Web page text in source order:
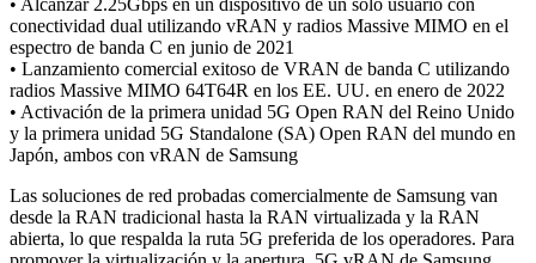
conectividad dual utilizando vRAN y radios Massive MIMO en el
espectro de banda C en junio de 2021
• Lanzamiento comercial exitoso de VRAN de banda C utilizando
radios Massive MIMO 64T64R en los EE. UU. en enero de 2022
• Activación de la primera unidad 5G Open RAN del Reino Unido
y la primera unidad 5G Standalone (SA) Open RAN del mundo en
Japón, ambos con vRAN de Samsung
Las soluciones de red probadas comercialmente de Samsung van
desde la RAN tradicional hasta la RAN virtualizada y la RAN
abierta, lo que respalda la ruta 5G preferida de los operadores. Para